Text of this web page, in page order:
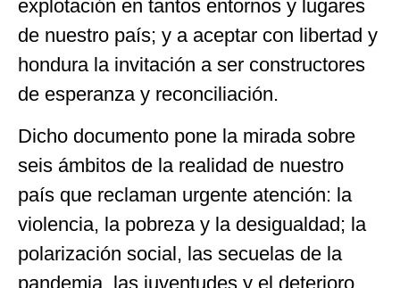
explotación en tantos entornos y lugares
de nuestro país; y a aceptar con libertad y
hondura la invitación a ser constructores
de esperanza y reconciliación.
Dicho documento pone la mirada sobre
seis ámbitos de la realidad de nuestro
país que reclaman urgente atención: la
violencia, la pobreza y la desigualdad; la
polarización social, las secuelas de la
pandemia, las juventudes y el deterioro